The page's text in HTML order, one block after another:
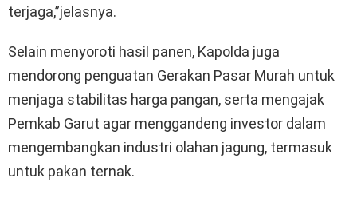
terjaga,”jelasnya.
Selain menyoroti hasil panen, Kapolda juga
mendorong penguatan Gerakan Pasar Murah untuk
menjaga stabilitas harga pangan, serta mengajak
Pemkab Garut agar menggandeng investor dalam
mengembangkan industri olahan jagung, termasuk
untuk pakan ternak.